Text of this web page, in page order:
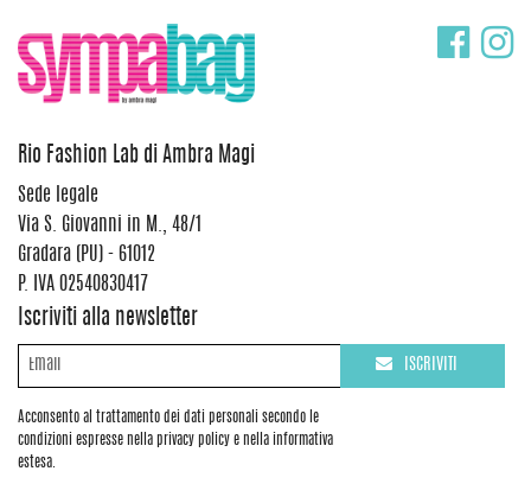
Rio Fashion Lab di Ambra Magi
Sede legale
Via S. Giovanni in M., 48/1
Gradara (PU) - 61012
P. IVA 02540830417
Iscriviti alla newsletter
Acconsento al trattamento dei dati personali secondo le
condizioni espresse nella privacy policy e nella informativa
estesa.
ISCRIVITI